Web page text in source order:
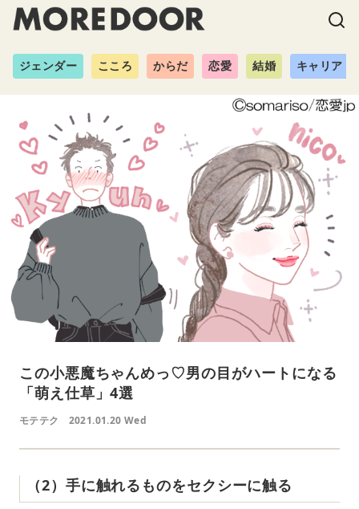
ジェンダー こころ からだ 恋愛 結婚 キャリア
この小悪魔ちゃんめっ♡男の目がハートになる
「萌え仕草」4選
モテテク 2021.01.20 Wed
（2）手に触れるものをセクシーに触る